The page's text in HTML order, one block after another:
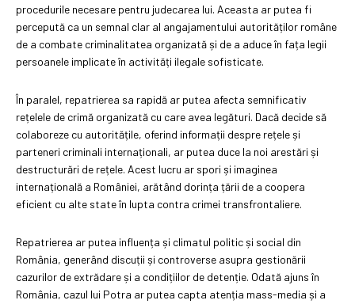
procedurile necesare pentru judecarea lui. Aceasta ar putea fi
percepută ca un semnal clar al angajamentului autorităților române
de a combate criminalitatea organizată și de a aduce în fața legii
persoanele implicate în activități ilegale sofisticate.
În paralel, repatrierea sa rapidă ar putea afecta semnificativ
rețelele de crimă organizată cu care avea legături. Dacă decide să
colaboreze cu autoritățile, oferind informații despre rețele și
parteneri criminali internaționali, ar putea duce la noi arestări și
destructurări de rețele. Acest lucru ar spori și imaginea
internațională a României, arătând dorința țării de a coopera
eficient cu alte state în lupta contra crimei transfrontaliere.
Repatrierea ar putea influența și climatul politic și social din
România, generând discuții și controverse asupra gestionării
cazurilor de extrădare și a condițiilor de detenție. Odată ajuns în
România, cazul lui Potra ar putea capta atenția mass-media și a